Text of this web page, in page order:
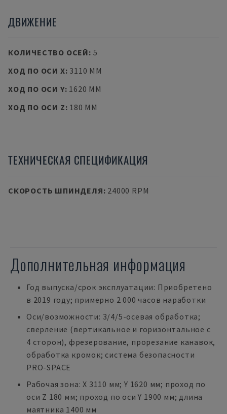
ДВИЖЕНИЕ
КОЛИЧЕСТВО ОСЕЙ: 5
ХОД ПО ОСИ X: 3110 MM
ХОД ПО ОСИ Y: 1620 MM
ХОД ПО ОСИ Z: 180 MM
ТЕХНИЧЕСКАЯ СПЕЦИФИКАЦИЯ
СКОРОСТЬ ШПИНДЕЛЯ: 24000 RPM
Дополнительная информация
Год выпуска/срок эксплуатации: Приобретено
в 2019 году; примерно 2 000 часов наработки
Оси/возможности: 3/4/5-осевая обработка;
сверление (вертикальное и горизонтальное с
4 сторон), фрезерование, прорезание канавок,
обработка кромок; система безопасности
PRO-SPACE
Рабочая зона: X 3110 мм; Y 1620 мм; проход по
оси Z 180 мм; проход по оси Y 1900 мм; длина
маятника 1400 мм